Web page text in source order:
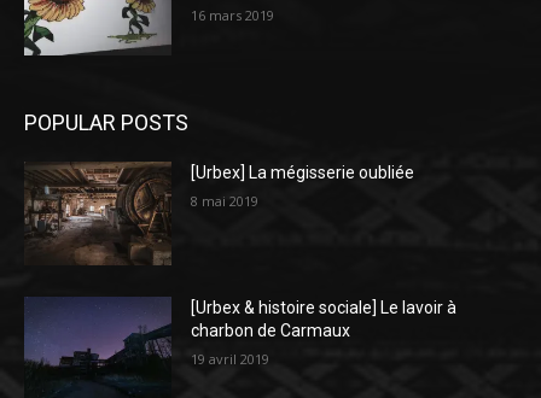
16 mars 2019
POPULAR POSTS
[Urbex] La mégisserie oubliée
8 mai 2019
[Urbex & histoire sociale] Le lavoir à
charbon de Carmaux
19 avril 2019